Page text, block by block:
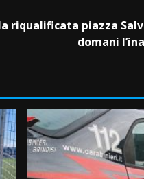
riqualificata piazza
domani